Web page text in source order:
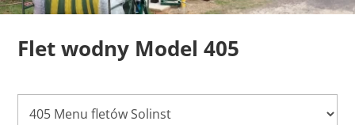
Flet wodny Model 405